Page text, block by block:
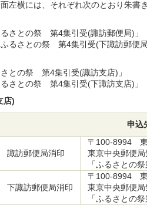
左横には、それぞれ次のとおり朱書
るさとの祭 第4集引受(諏訪郵便局)」
ふるさとの祭 第4集引受(下諏訪郵便
さとの祭 第4集引受(諏訪支店)」
るさとの祭 第4集引受(下諏訪支店)」
店)
申込
諏訪郵便局消印
〒100-8994
東京中央郵便
「ふるさとの
下諏訪郵便局消印
〒100-8994
東京中央郵便
「ふるさとの